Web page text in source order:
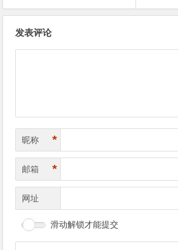
发表评论
昵称 *
邮箱 *
网址
滑动解锁才能提交